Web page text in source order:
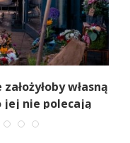
własną
jej nie polecają